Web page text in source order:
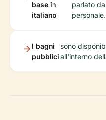
base in
italiano
parlato
personale.
I bagni
pubblici
sono
all'interno